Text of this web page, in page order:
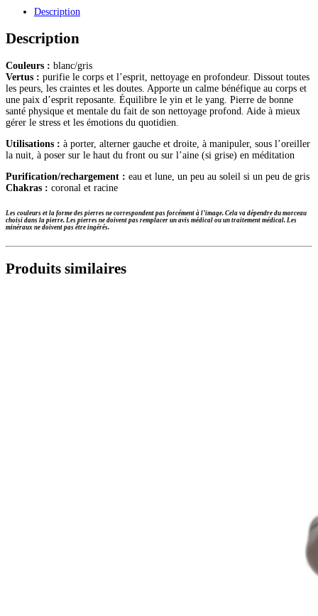
Description
Description
Couleurs : blanc/gris
Vertus : purifie le corps et l’esprit, nettoyage en profondeur. Dissout toutes
les peurs, les craintes et les doutes. Apporte un calme bénéfique au corps et
une paix d’esprit reposante. Équilibre le yin et le yang. Pierre de bonne
santé physique et mentale du fait de son nettoyage profond. Aide à mieux
gérer le stress et les émotions du quotidien.
Utilisations : à porter, alterner gauche et droite, à manipuler, sous l’oreiller
la nuit, à poser sur le haut du front ou sur l’aine (si grise) en méditation
Purification/rechargement : eau et lune, un peu au soleil si un peu de gris
Chakras : coronal et racine
Les couleurs et la forme des pierres ne correspondent pas forcément à l’image. Cela va dépendre du morceau
choisi dans la pierre. Les pierres ne doivent pas remplacer un avis médical ou un traitement médical. Les
minéraux ne doivent pas être ingérés.
Produits similaires